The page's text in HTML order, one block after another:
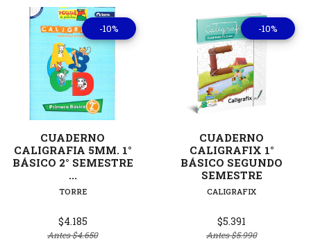
-10%
CUADERNO
CALIGRAFIA 5MM. 1°
BÁSICO 2° SEMESTRE
...
TORRE
$4.185
Antes$4.650
-10%
CUADERNO
CALIGRAFIX 1°
BÁSICO SEGUNDO
SEMESTRE
CALIGRAFIX
$5.391
Antes$5.990